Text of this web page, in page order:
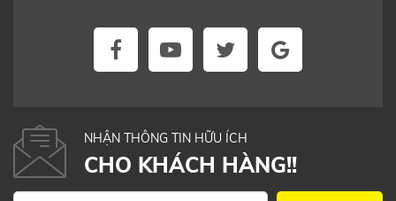
NHẬN THÔNG TIN HỮU ÍCH
CHO KHÁCH HÀNG!!